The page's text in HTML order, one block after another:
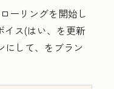
ーリングを開始し
イス(はい、を更新
にして、をブラン